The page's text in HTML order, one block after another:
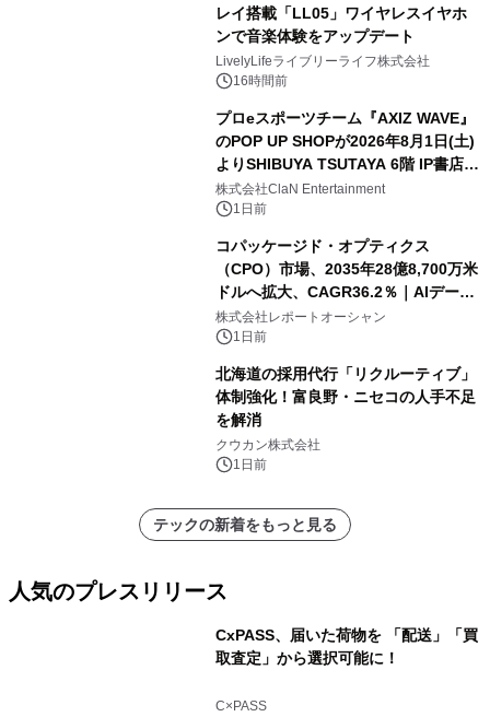
レイ搭載「LL05」ワイヤレスイヤホ
ンで音楽体験をアップデート
LivelyLifeライブリーライフ株式会社
16時間前
プロeスポーツチーム『AXIZ WAVE』
のPOP UP SHOPが2026年8月1日(土)
よりSHIBUYA TSUTAYA 6階 IP書店で
開催決定！！
株式会社ClaN Entertainment
1日前
コパッケージド・オプティクス
（CPO）市場、2035年28億8,700万米
ドルへ拡大、CAGR36.2％｜AIデータ
センター・高速光通信需要が成長を加
速
株式会社レポートオーシャン
1日前
北海道の採用代行「リクルーティブ」
体制強化！富良野・ニセコの人手不足
を解消
クウカン株式会社
1日前
テックの新着をもっと見る
人気のプレスリリース
CxPASS、届いた荷物を 「配送」「買
取査定」から選択可能に！
C×PASS